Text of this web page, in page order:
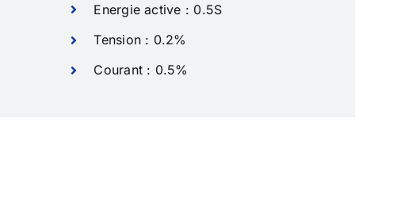
Energie active : 0.5S
Tension : 0.2%
Courant : 0.5%